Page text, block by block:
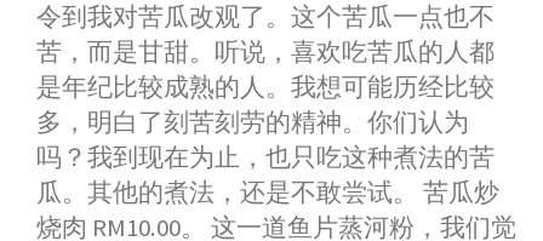
令到我对苦瓜改观了。这个苦瓜一点也不
苦，而是甘甜。听说，喜欢吃苦瓜的人都
是年纪比较成熟的人。我想可能历经比较
多，明白了刻苦刻劳的精神。你们认为
吗？我到现在为止，也只吃这种煮法的苦
瓜。其他的煮法，还是不敢尝试。 苦瓜炒
烧肉 RM10.00。 这一道鱼片蒸河粉，我们觉